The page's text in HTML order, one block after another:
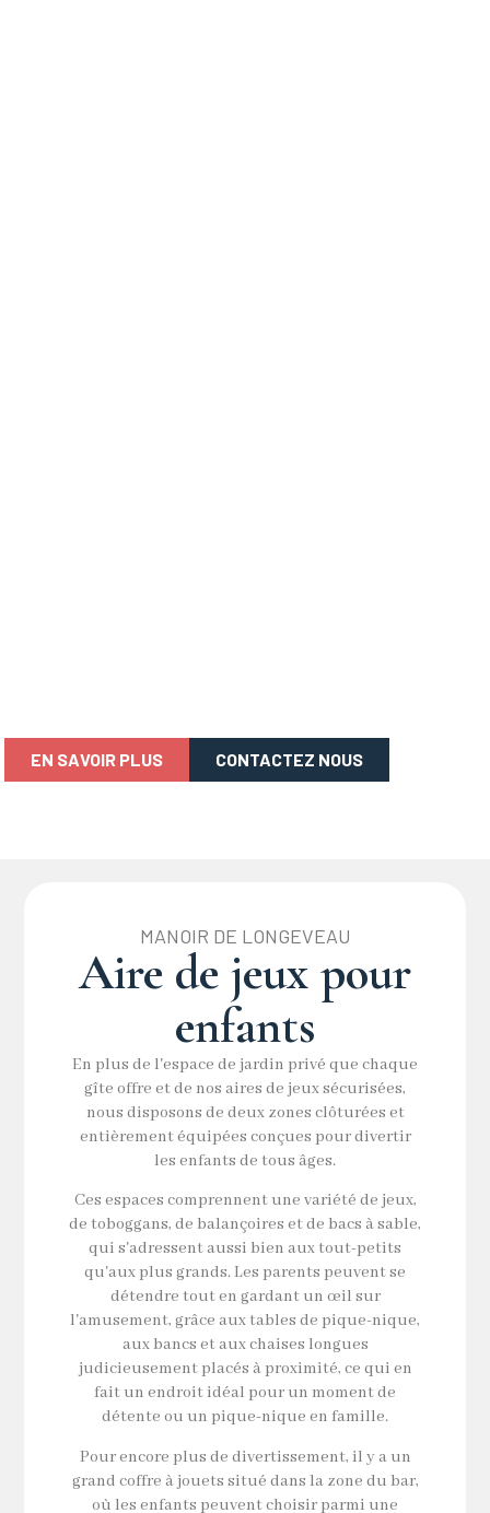
EN SAVOIR PLUS CONTACTEZ NOUS
MANOIR DE LONGEVEAU
Aire de jeux pour
enfants
En plus de l'espace de jardin privé que chaque
gîte offre et de nos aires de jeux sécurisées,
nous disposons de deux zones clôturées et
entièrement équipées conçues pour divertir
les enfants de tous âges.
Ces espaces comprennent une variété de jeux,
de toboggans, de balançoires et de bacs à sable,
qui s'adressent aussi bien aux tout-petits
qu'aux plus grands. Les parents peuvent se
détendre tout en gardant un œil sur
l'amusement, grâce aux tables de pique-nique,
aux bancs et aux chaises longues
judicieusement placés à proximité, ce qui en
fait un endroit idéal pour un moment de
détente ou un pique-nique en famille.
Pour encore plus de divertissement, il y a un
grand coffre à jouets situé dans la zone du bar,
où les enfants peuvent choisir parmi une